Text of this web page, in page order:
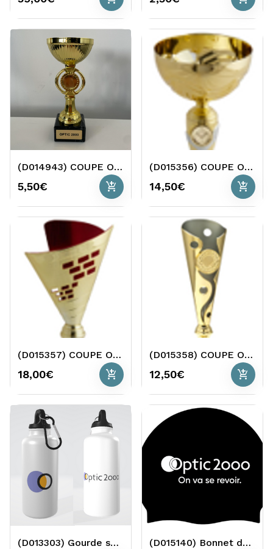
(D014943) COUPE OR 18CM O2
5,50€ add_shopping_cart
(D015356) COUPE OR 29CM O2
14,50€ add_shopping_cart
(D015357) COUPE OR 35CM O2
18,00€ add_shopping_cart
(D015358) COUPE OR 40CM O2
12,50€ add_shopping_cart
(D013303) Gourde sport O2 (D015140) Bonnet de bain noir On va se revoir